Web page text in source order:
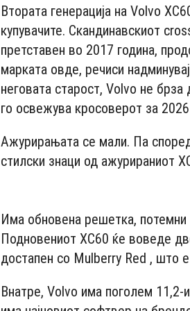
Втората генерација на Volvo
купувачите. Скандинавскиот
претставен во 2017 година,
марката овде, речиси
неговата старост, Volvo не
го освежува кросоверот за 2026
Ажурирањата се мали. Па
стилски знаци од ажурираниот
Има обновена решетка, потемни
Подновениот XC60 ќе воведе
достапен со Mulberry Red , што
Внатре, Volvo има поголем 11,2-